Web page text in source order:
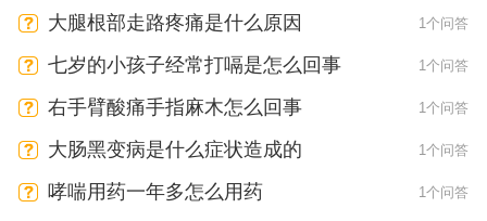
大腿根部走路疼痛是什么原因 1个问答
七岁的小孩子经常打嗝是怎么回事 1个问答
右手臂酸痛手指麻木怎么回事 1个问答
大肠黑变病是什么症状造成的 1个问答
哮喘用药一年多怎么用药 1个问答